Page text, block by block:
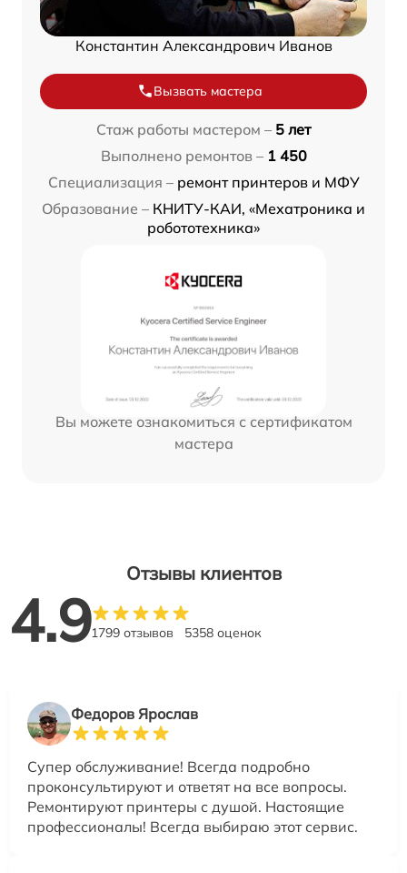
Константин Александрович Иванов
Вызвать мастера
Стаж работы мастером – 5 лет
Выполнено ремонтов – 1 450
Специализация – ремонт принтеров и МФУ
Образование – КНИТУ-КАИ, «Мехатроника и
робототехника»
Вы можете ознакомиться с сертификатом
мастера
Отзывы клиентов
4.91799 отзывов 5358 оценок
Федоров Ярослав
Супер обслуживание! Всегда подробно
проконсультируют и ответят на все вопросы.
Ремонтируют принтеры с душой. Настоящие
профессионалы! Всегда выбираю этот сервис.